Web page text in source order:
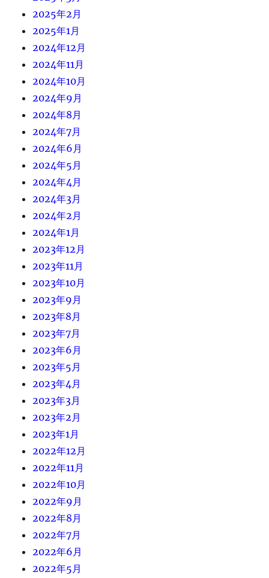
2025年2月
2025年1月
2024年12月
2024年11月
2024年10月
2024年9月
2024年8月
2024年7月
2024年6月
2024年5月
2024年4月
2024年3月
2024年2月
2024年1月
2023年12月
2023年11月
2023年10月
2023年9月
2023年8月
2023年7月
2023年6月
2023年5月
2023年4月
2023年3月
2023年2月
2023年1月
2022年12月
2022年11月
2022年10月
2022年9月
2022年8月
2022年7月
2022年6月
2022年5月